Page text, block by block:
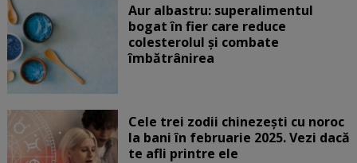
Aur albastru: superalimentul
bogat în fier care reduce
colesterolul și combate
îmbătrânirea
Cele trei zodii chinezești cu noroc
la bani în februarie 2025. Vezi dacă
te afli printre ele